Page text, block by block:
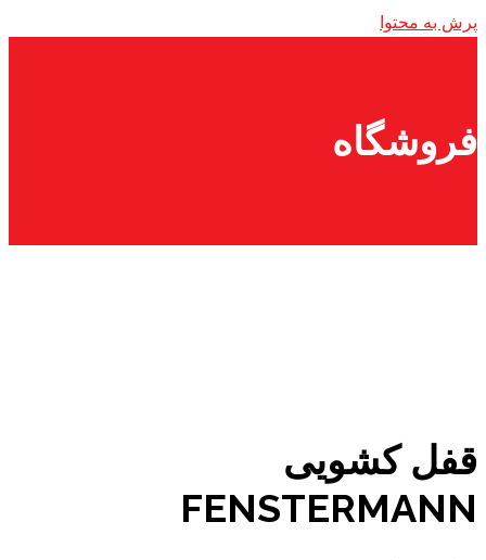
پرش به محتوا
فروشگاه
قفل کشویی
FENSTERMANN